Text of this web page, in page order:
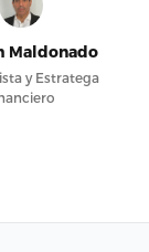
Maldonado
y Estratega